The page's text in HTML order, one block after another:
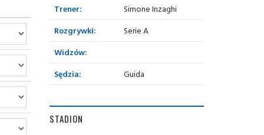
Trener:
Simone Inzaghi
Rozgrywki:
Serie A
Widzów:
Sędzia:
Guida
STADION